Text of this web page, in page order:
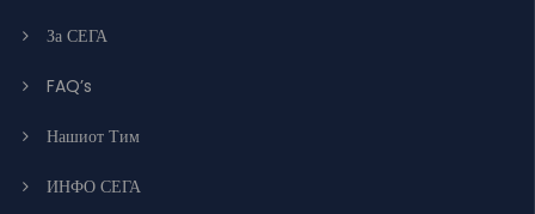
За СЕГА
FAQ’s
Нашиот Тим
ИНФО СЕГА